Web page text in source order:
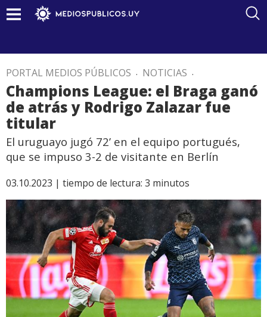
PORTAL MEDIOS PÚBLICOS . NOTICIAS .
Champions League: el Braga ganó
de atrás y Rodrigo Zalazar fue
titular
El uruguayo jugó 72’ en el equipo portugués,
que se impuso 3-2 de visitante en Berlín
03.10.2023 | tiempo de lectura: 3 minutos